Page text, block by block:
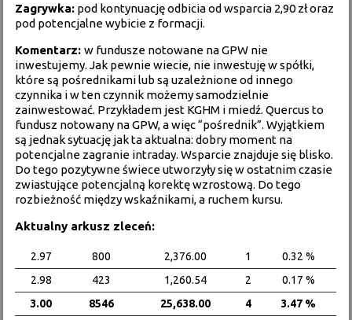
Zagrywka: pod kontynuację odbicia od wsparcia 2,90 zł oraz
pod potencjalne wybicie z formacji.
Komentarz:w fundusze notowane na GPW nie
inwestujemy. Jak pewnie wiecie, nie inwestuję w spółki,
które są pośrednikami lub są uzależnione od innego
czynnika i w ten czynnik możemy samodzielnie
zainwestować. Przykładem jest KGHM i miedź. Quercus to
fundusz notowany na GPW, a więc “pośrednik”. Wyjątkiem
są jednak sytuację jak ta aktualna: dobry moment na
potencjalne zagranie intraday. Wsparcie znajduje się blisko.
Do tego pozytywne świece utworzyły się w ostatnim czasie
zwiastujące potencjalną korektę wzrostową. Do tego
rozbieżność między wskaźnikami, a ruchem kursu.
Aktualny arkusz zleceń:
2.97 800 2,376.00 1
0.32 %
2.98
423 1,260.54 2
0.17 %
3.00
8546 25,638.00 4
3.47 %